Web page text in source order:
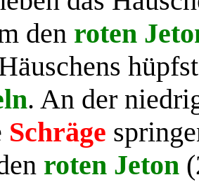
den roten
. An der
Schräge
roten Jeton